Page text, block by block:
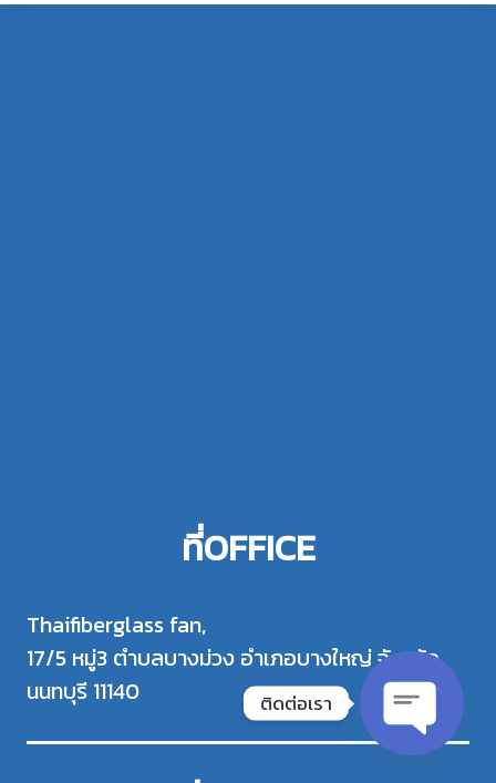
ที่OFFICE
Thaifiberglass fan,
17/5 หมู่3 ตำบลบางม่วง อำเภอบางใหญ่ จังหวัด
นนทบุรี 11140
ติดต่อเรา